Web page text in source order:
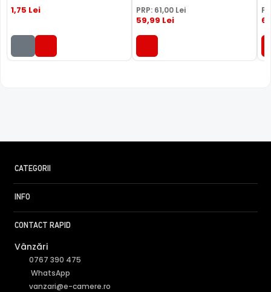
1,75 Lei PRP: 61,00 Lei
59,99 Lei
CATEGORII
INFO
CONTACT RAPID
Vânzări
0767 390 475
WhatsApp
vanzari@e-camere.ro